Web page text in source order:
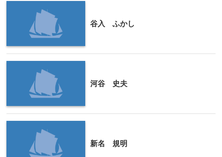
谷入 ふかし
河谷 史夫
新名 規明